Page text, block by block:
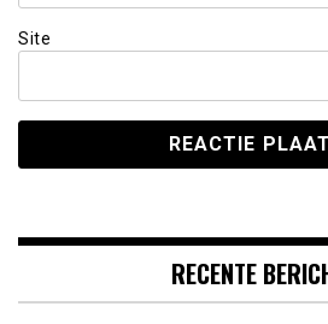
Site
RECENTE